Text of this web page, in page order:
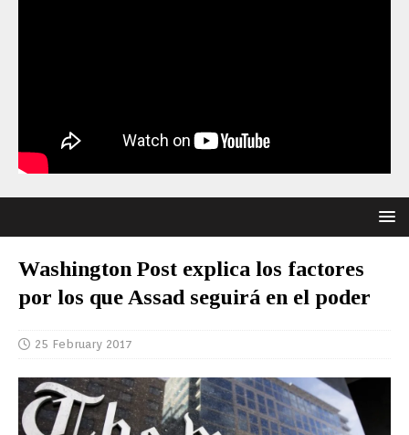
Washington Post explica los factores
por los que Assad seguirá en el poder
25 February 2017